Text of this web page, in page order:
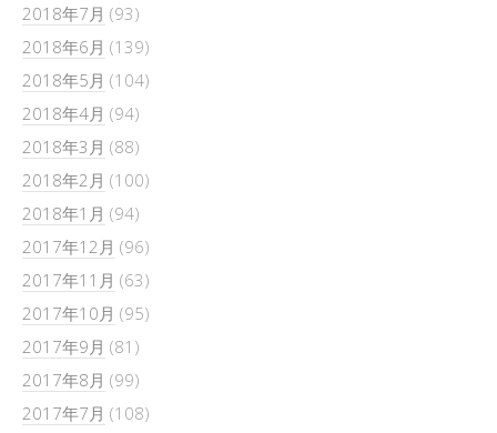
2018年7月 (93)
2018年6月 (139)
2018年5月 (104)
2018年4月 (94)
2018年3月 (88)
2018年2月 (100)
2018年1月 (94)
2017年12月 (96)
2017年11月 (63)
2017年10月 (95)
2017年9月 (81)
2017年8月 (99)
2017年7月 (108)